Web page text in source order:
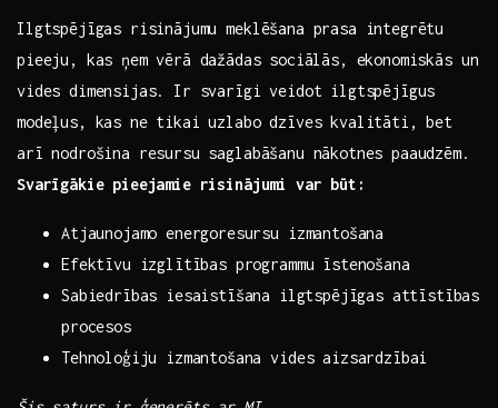
Ilgtspējīgas risinājumu meklēšana prasa integrētu
pieeju, kas ņem vērā dažādas⁣ sociālās, ekonomiskās un
vides dimensijas. Ir svarīgi veidot ilgtspējīgus
modeļus, kas ​ne tikai ​uzlabo dzīves kvalitāti, bet​
arī nodrošina resursu saglabāšanu nākotnes paaudzēm.
Svarīgākie pieejamie risinājumi var būt:
Atjaunojamo energoresursu izmantošana
Efektīvu izglītības programmu īstenošana
Sabiedrības iesaistīšana⁢ ilgtspējīgas attīstības
procesos
Tehnoloģiju izmantošana vides aizsardzībai